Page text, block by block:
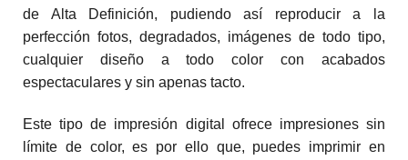
de Alta Definición, pudiendo así reproducir a la
perfección fotos, degradados, imágenes de todo tipo,
cualquier diseño a todo color con acabados
espectaculares y sin apenas tacto.
Este tipo de impresión digital ofrece impresiones sin
límite de color, es por ello que, puedes imprimir en